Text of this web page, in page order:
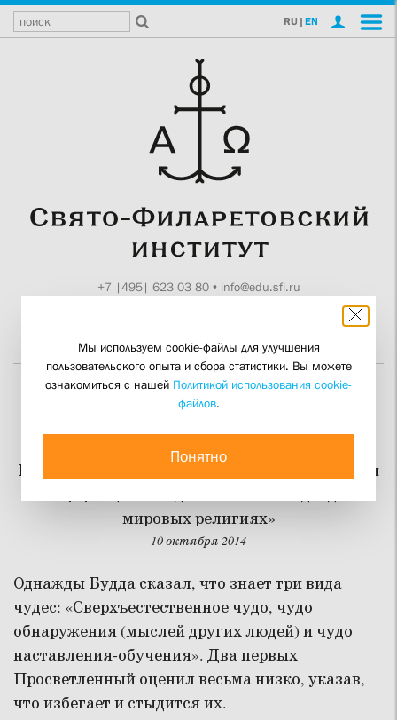
RU | EN
+7 |495| 623 03 80• info@edu.sfi.ru
Педагогика Будды
Кафедры религиоведения РПУ и СФИ провели
конференцию «Педагогические подходы в
мировых религиях»
10 октября 2014
Однажды Будда сказал, что знает три вида
чудес: «Сверхъестественное чудо, чудо
обнаружения (мыслей других людей) и чудо
наставления-обучения». Два первых
Просветленный оценил весьма низко, указав,
что избегает и стыдится их.
Мы используем cookie-файлы для улучшения
пользовательского опыта и сбора статистики. Вы можете
ознакомиться с нашей Политикой использования cookie-
файлов.
Понятно